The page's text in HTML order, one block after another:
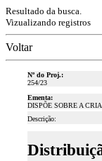
Resultado da busca.
Vizualizando registros
Voltar
Nº do Proj.:
254/23
Ementa:
DISPÕE SOBRE A
Descrição: